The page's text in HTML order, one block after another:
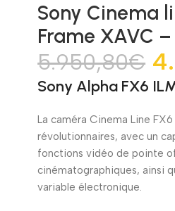
Sony Cinema
Frame XAVC
5.950,80€
Sony Alpha FX6
La caméra Cinema Line
révolutionnaires, avec un
fonctions vidéo de pointe
cinématographiques, ainsi
variable électronique.